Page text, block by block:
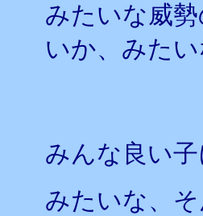
みたいな威
いか、みた
みんな良い
みたいな、